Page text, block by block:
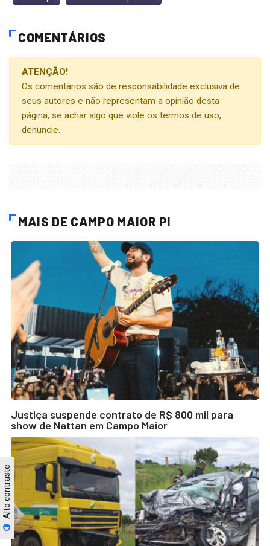
Alto contraste
COMENTÁRIOS
ATENÇÃO!
Os comentários são de responsabilidade exclusiva de
seus autores e não representam a opinião desta
página, se achar algo que viole os termos de uso,
denuncie.
MAIS DE CAMPO MAIOR PI
Justiça suspende contrato de R$ 800 mil para
show de Nattan em Campo Maior